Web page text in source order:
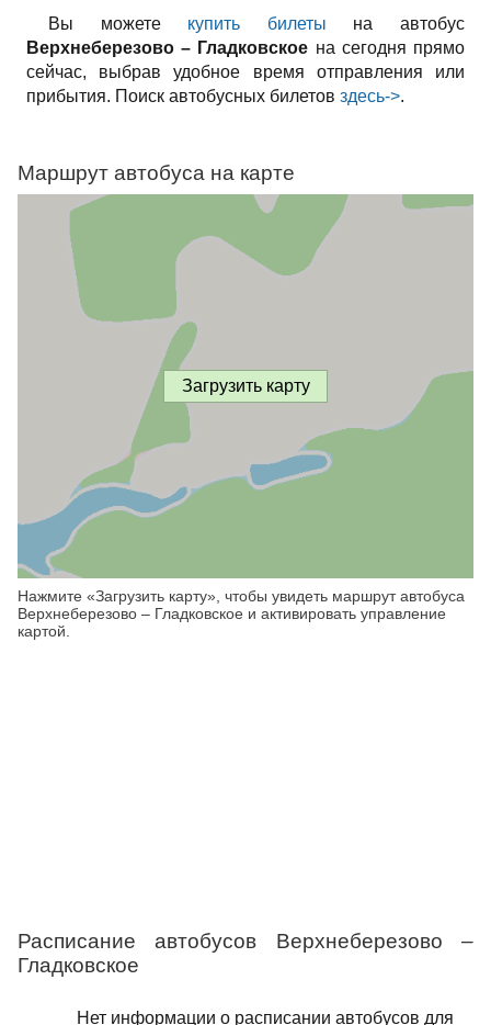
Вы можете купить билеты на автобус
Верхнеберезово – Гладковское на сегодня прямо
сейчас, выбрав удобное время отправления или
прибытия. Поиск автобусных билетов здесь->.
Маршрут автобуса на карте
Загрузить карту
Нажмите «Загрузить карту», чтобы увидеть маршрут автобуса
Верхнеберезово – Гладковское и активировать управление
картой.
Расписание автобусов Верхнеберезово –
Гладковское
Нет информации о расписании автобусов для